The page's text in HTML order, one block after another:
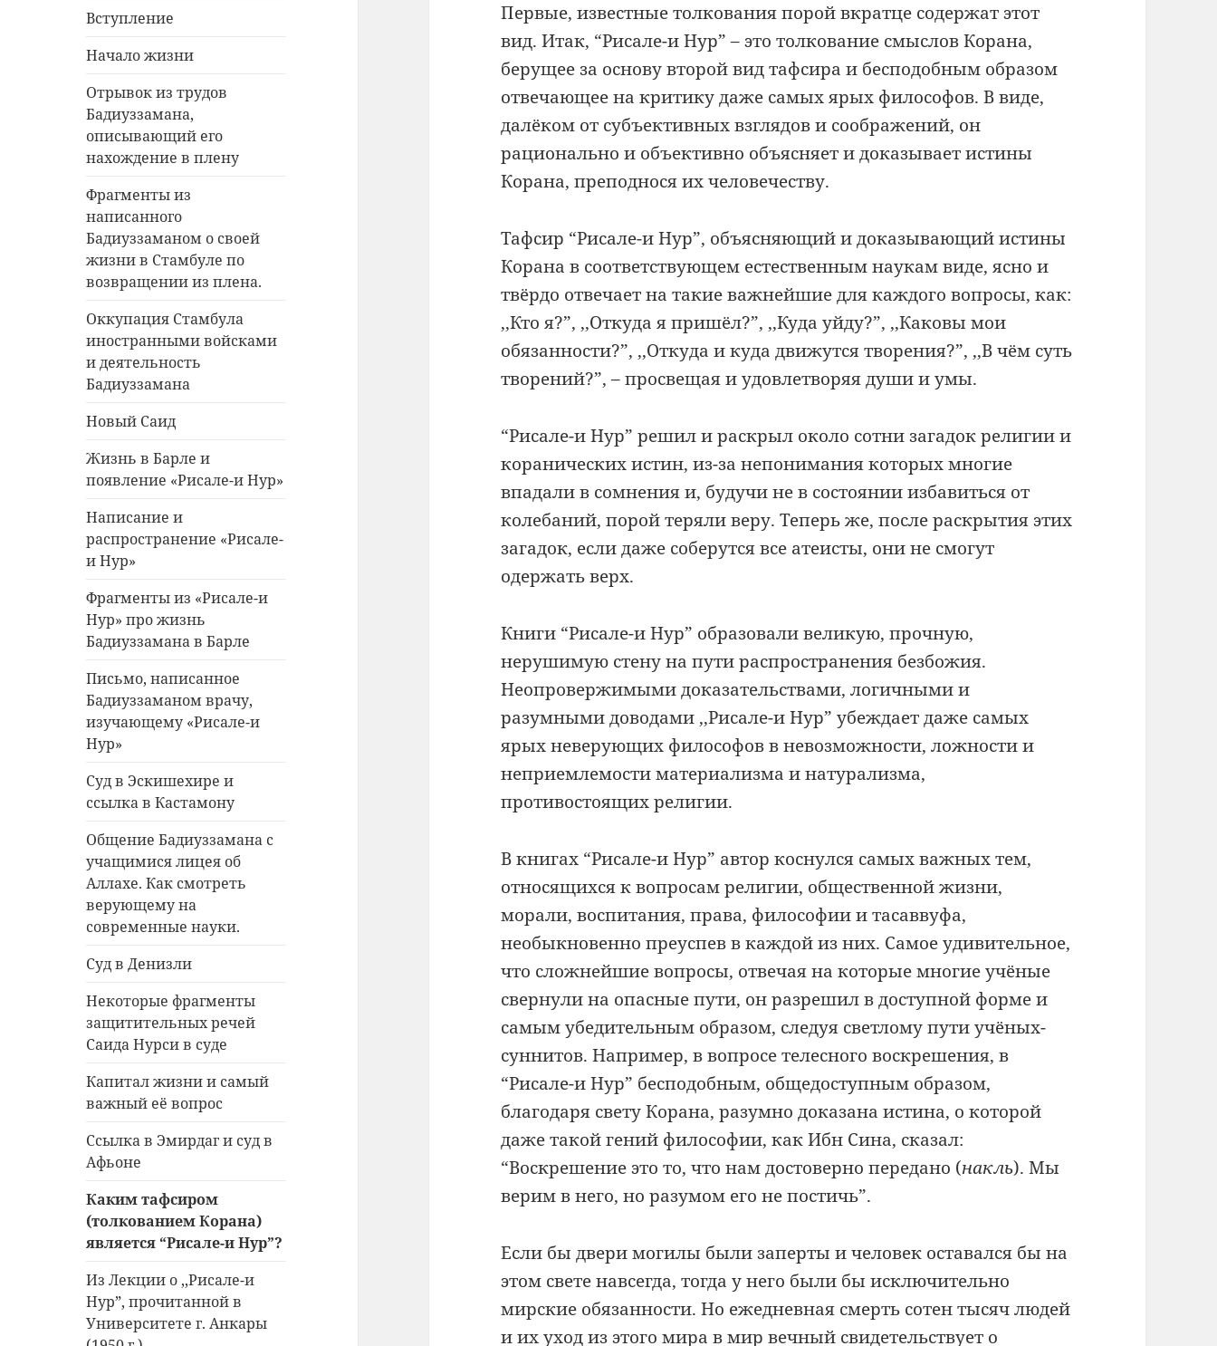
Вступление
Начало жизни
Отрывок из трудов
Бадиуззамана,
описывающий его
нахождение в плену
Фрагменты из
написанного
Бадиуззаманом о своей
жизни в Стамбуле по
возвращении из плена.
Оккупация Стамбула
иностранными войсками
и деятельность
Бадиуззамана
Новый Саид
Жизнь в Барле и
появление «Рисале-и Нур»
Написание и
распространение «Рисале-
и Нур»
Фрагменты из «Рисале-и
Нур» про жизнь
Бадиуззамана в Барле
Письмо, написанное
Бадиуззаманом врачу,
изучающему «Рисале-и
Нур»
Суд в Эскишехире и
ссылка в Кастамону
Общение Бадиуззамана с
учащимися лицея об
Аллахе. Как смотреть
верующему на
современные науки.
Суд в Денизли
Некоторые фрагменты
защитительных речей
Саида Нурси в суде
Капитал жизни и самый
важный её вопрос
Ссылка в Эмирдаг и суд в
Афьоне
Каким тафсиром
(толкованием Корана)
является “Рисале-и Нур”?
Из Лекции о ,,Рисале-и
Нур”, прочитанной в
Университете г. Анкары
Первые, известные толкования порой вкратце содержат этот
вид. Итак, “Рисале-и Нур” – это толкование смыслов Корана,
берущее за основу второй вид тафсира и бесподобным образом
отвечающее на критику даже самых ярых философов. В виде,
далёком от субъективных взглядов и соображений, он
рационально и объективно объясняет и доказывает истины
Корана, преподнося их человечеству.
Тафсир “Рисале-и Нур”, объясняющий и доказывающий истины
Корана в соответствующем естественным наукам виде, ясно и
твёрдо отвечает на такие важнейшие для каждого вопросы, как:
,,Кто я?”, ,,Откуда я пришёл?”, ,,Куда уйду?”, ,,Каковы мои
обязанности?”, ,,Откуда и куда движутся творения?”, ,,В чём суть
творений?”, – просвещая и удовлетворяя души и умы.
“Рисале-и Нур” решил и раскрыл около сотни загадок религии и
коранических истин, из-за непонимания которых многие
впадали в сомнения и, будучи не в состоянии избавиться от
колебаний, порой теряли веру. Теперь же, после раскрытия этих
загадок, если даже соберутся все атеисты, они не смогут
одержать верх.
Книги “Рисале-и Нур” образовали великую, прочную,
нерушимую стену на пути распространения безбожия.
Неопровержимыми доказательствами, логичными и
разумными доводами ,,Рисале-и Нур” убеждает даже самых
ярых неверующих философов в невозможности, ложности и
неприемлемости материализма и натурализма,
противостоящих религии.
В книгах “Рисале-и Нур” автор коснулся самых важных тем,
относящихся к вопросам религии, общественной жизни,
морали, воспитания, права, философии и тасаввуфа,
необыкновенно преуспев в каждой из них. Самое удивительное,
что сложнейшие вопросы, отвечая на которые многие учёные
свернули на опасные пути, он разрешил в доступной форме и
самым убедительным образом, следуя светлому пути учёных-
суннитов. Например, в вопросе телесного воскрешения, в
“Рисале-и Нур” бесподобным, общедоступным образом,
благодаря свету Корана, разумно доказана истина, о которой
даже такой гений философии, как Ибн Сина, сказал:
“Воскрешение это то, что нам достоверно передано (накль). Мы
верим в него, но разумом его не постичь”.
Если бы двери могилы были заперты и человек оставался бы на
этом свете навсегда, тогда у него были бы исключительно
мирские обязанности. Но ежедневная смерть сотен тысяч людей
и их уход из этого мира в мир вечный свидетельствует о